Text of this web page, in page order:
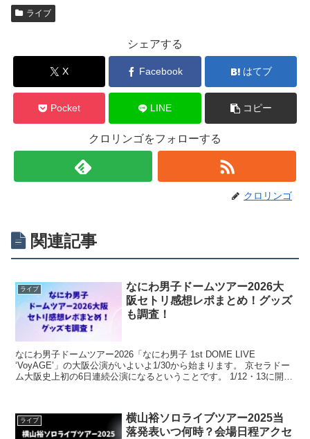
ライブ
シェアする
X Facebook はてブ
Pocket LINE コピー
クロリンゴをフォローする
クロリンゴ
関連記事
ライブ
なにわ男子ドームツアー2026大
阪セトリ感想レポまとめ！グッズ
も調査！
なにわ男子ドームツアー2026「なにわ男子 1st DOME LIVE
‘VoyAGE’」の大阪公演がいよいよ1/30から始まります。 京セラドー
ム大阪史上初の6日連続公演になるということです。 1/12・13に開催
ライブ
横山裕ソロライブツアー2025当
落発表いつ何時？会場日程アクセ